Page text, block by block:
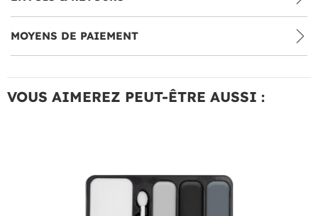
MOYENS DE PAIEMENT
VOUS AIMEREZ PEUT-ÊTRE AUSSI :